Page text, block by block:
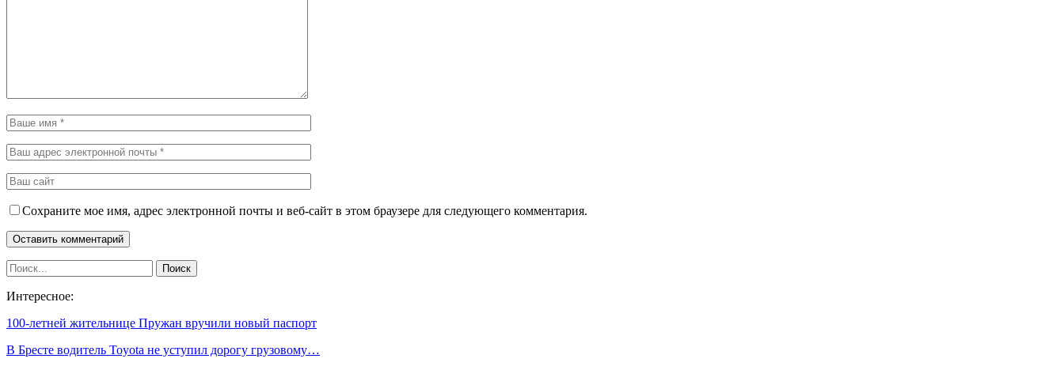
Сохраните мое имя, адрес электронной почты и веб-сайт в этом браузере для следующего комментария.
Интересное:
100-летней жительнице Пружан вручили новый паспорт
В Бресте водитель Toyota не уступил дорогу грузовому…